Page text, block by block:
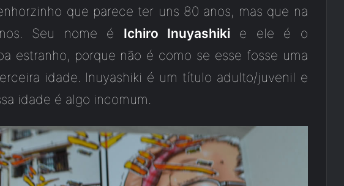
que parece ter uns 80 anos, mas que na
Seu nome é Ichiro Inuyashiki e ele é o
estranho, porque não é como se esse fosse uma
idade. Inuyashiki é um título adulto/juvenil e
idade é algo incomum.